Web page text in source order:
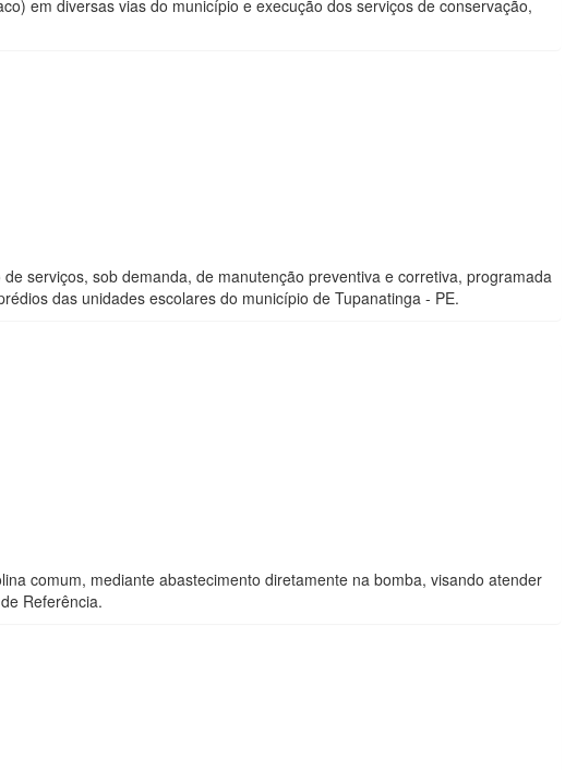
em diversas vias do município e execução dos serviços de conservação,
serviços, sob demanda, de manutenção preventiva e corretiva, programada
das unidades escolares do município de Tupanatinga - PE.
comum, mediante abastecimento diretamente na bomba, visando atender
Referência.